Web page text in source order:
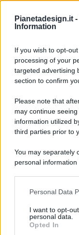
Pianetadesign.it -
Information
If you wish to opt-
processing of your
targeted advertising
section to confirm
Please note that
may continue
information utilized
third parties prior to
You may separately
personal information
This information
disclose it to other
Personal Data
I want to opt-
personal data.
Opted In
© 2026 - Pianeta
Registrata Al
ISCRIZIONE AL